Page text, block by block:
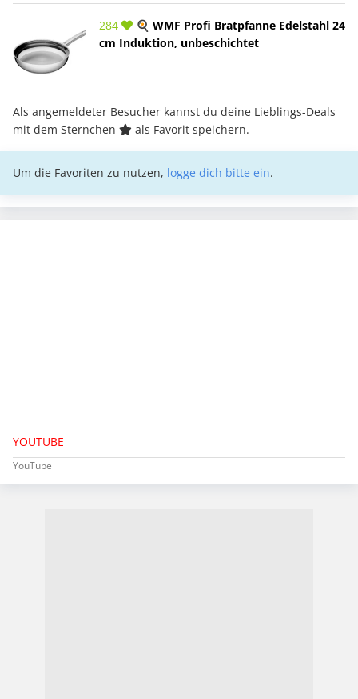
284
🍳 WMF Profi Bratpfanne Edelstahl 24
cm Induktion, unbeschichtet
Als angemeldeter Besucher kannst du deine Lieblings-Deals
mit dem Sternchen
als Favorit speichern.
Um die Favoriten zu nutzen, logge dich bitte ein.
YOUTUBE
YouTube